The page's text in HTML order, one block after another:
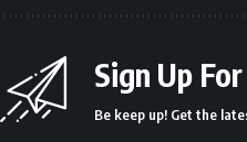
Sign Up
Be keep up! Get the